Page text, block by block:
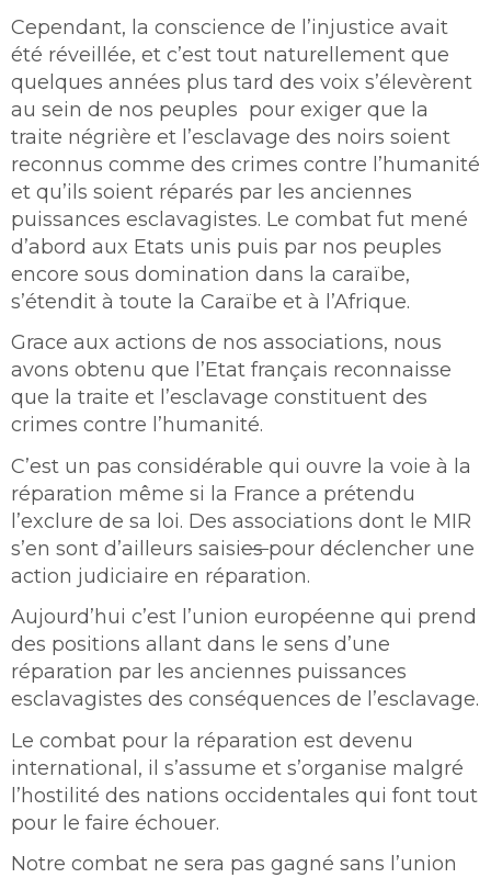
Cependant, la conscience de l’injustice avait
été réveillée, et c’est tout naturellement que
quelques années plus tard des voix s’élevèrent
au sein de nos peuples pour exiger que la
traite négrière et l’esclavage des noirs soient
reconnus comme des crimes contre l’humanité
et qu’ils soient réparés par les anciennes
puissances esclavagistes. Le combat fut mené
d’abord aux Etats unis puis par nos peuples
encore sous domination dans la caraïbe,
s’étendit à toute la Caraïbe et à l’Afrique.
Grace aux actions de nos associations, nous
avons obtenu que l’Etat français reconnaisse
que la traite et l’esclavage constituent des
crimes contre l’humanité.
C’est un pas considérable qui ouvre la voie à la
réparation même si la France a prétendu
l’exclure de sa loi. Des associations dont le MIR
s’en sont d’ailleurs saisiespour déclencher une
action judiciaire en réparation.
Aujourd’hui c’est l’union européenne qui prend
des positions allant dans le sens d’une
réparation par les anciennes puissances
esclavagistes des conséquences de l’esclavage.
Le combat pour la réparation est devenu
international, il s’assume et s’organise malgré
l’hostilité des nations occidentales qui font tout
pour le faire échouer.
Notre combat ne sera pas gagné sans l’union